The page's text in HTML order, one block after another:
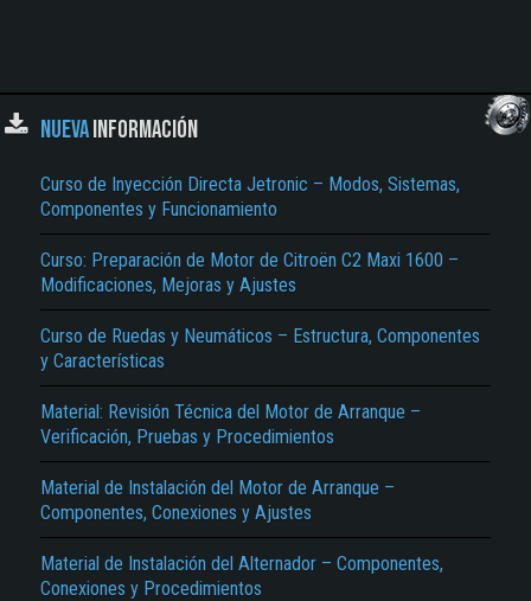
NUEVAINFORMACIÓN
Curso de Inyección Directa Jetronic – Modos, Sistemas,
Componentes y Funcionamiento
Curso: Preparación de Motor de Citroën C2 Maxi 1600 –
Modificaciones, Mejoras y Ajustes
Curso de Ruedas y Neumáticos – Estructura, Componentes
y Características
Material: Revisión Técnica del Motor de Arranque –
Verificación, Pruebas y Procedimientos
Material de Instalación del Motor de Arranque –
Componentes, Conexiones y Ajustes
Material de Instalación del Alternador – Componentes,
Conexiones y Procedimientos